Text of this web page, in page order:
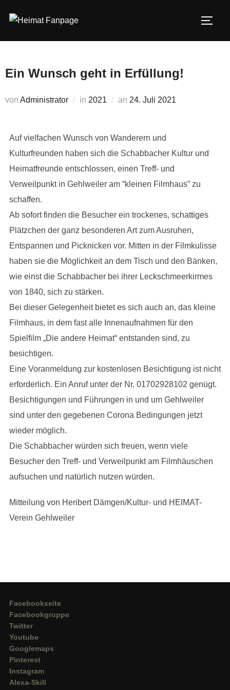
Inhalt
Ein Wunsch geht in Erfüllung!
von Administrator in 2021 an Veröffentlicht
24. Juli 2021
Auf vielfachen Wunsch von Wanderern und
Kulturfreunden haben sich die Schabbacher Kultur und
Heimatfreunde entschlossen, einen Treff- und
Verweilpunkt in Gehlweiler am “kleinen Filmhaus” zu
schaffen.
Ab sofort finden die Besucher ein trockenes, schattiges
Plätzchen der ganz besonderen Art zum Ausruhen,
Entspannen und Picknicken vor. Mitten in der Filmkulisse
haben sie die Möglichkeit an dem Tisch und den Bänken,
wie einst die Schabbacher bei ihrer Leckschmeerkirmes
von 1840, sich zu stärken.
Bei dieser Gelegenheit bietet es sich auch an, das kleine
Filmhaus, in dem fast alle Innenaufnahmen für den
Spielfilm „Die andere Heimat“ entstanden sind, zu
besichtigen.
Eine Voranmeldung zur kostenlosen Besichtigung ist nicht
erforderlich. Ein Anruf unter der Nr. 01702928102 genügt.
Besichtigungen und Führungen in und um Gehlweiler
sind unter den gegebenen Corona Bedingungen jetzt
wieder möglich.
Die Schabbacher würden sich freuen, wenn viele
Besucher den Treff- und Verweilpunkt am Filmhäuschen
aufsuchen und natürlich nutzen würden.
Mitteilung von Heribert Dämgen/Kultur- und HEIMAT-
Verein Gehlweiler
Facebookseite
Facebookgruppe
Twitter
Youtube
Googlemaps
Pinterest
Instagram
Alexa-Skill